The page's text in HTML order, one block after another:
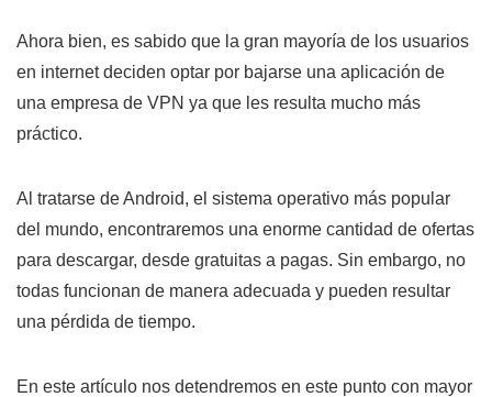
Ahora bien, es sabido que la gran mayoría de los usuarios
en internet deciden optar por bajarse una aplicación de
una empresa de VPN ya que les resulta mucho más
práctico.
Al tratarse de Android, el sistema operativo más popular
del mundo, encontraremos una enorme cantidad de ofertas
para descargar, desde gratuitas a pagas. Sin embargo, no
todas funcionan de manera adecuada y pueden resultar
una pérdida de tiempo.
En este artículo nos detendremos en este punto con mayor